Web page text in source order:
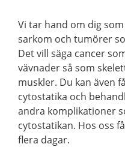
Vi tar hand om dig
sarkom och tumörer
Det vill säga cancer
vävnader så som
muskler. Du kan även
cytostatika och
andra komplikationer
cytostatikan. Hos oss
flera dagar.